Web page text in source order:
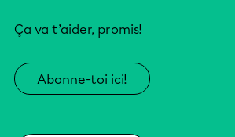
Ça va t’aider, promis!
Abonne-toi ici!